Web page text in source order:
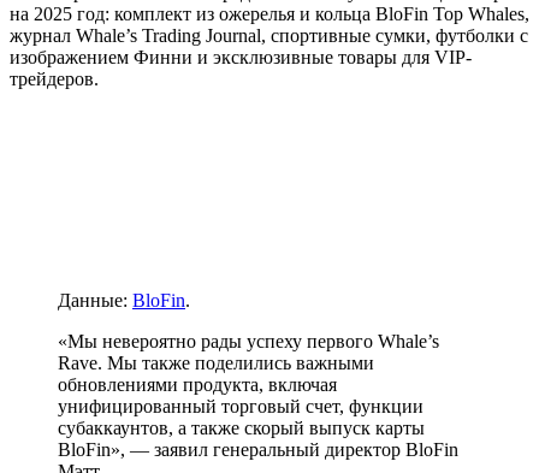
на 2025 год: комплект из ожерелья и кольца BloFin Top Whales,
журнал Whale’s Trading Journal, спортивные сумки, футболки с
изображением Финни и эксклюзивные товары для VIP-
трейдеров.
Данные: BloFin.
«Мы невероятно рады успеху первого Whale’s
Rave. Мы также поделились важными
обновлениями продукта, включая
унифицированный торговый счет, функции
субаккаунтов, а также скорый выпуск карты
BloFin», ― заявил генеральный директор BloFin